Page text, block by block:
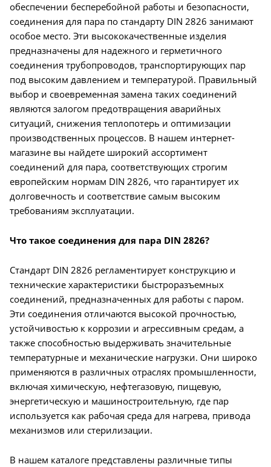
обеспечении бесперебойной работы и безопасности,
соединения для пара по стандарту DIN 2826 занимают
особое место. Эти высококачественные изделия
предназначены для надежного и герметичного
соединения трубопроводов, транспортирующих пар
под высоким давлением и температурой. Правильный
выбор и своевременная замена таких соединений
являются залогом предотвращения аварийных
ситуаций, снижения теплопотерь и оптимизации
производственных процессов. В нашем интернет-
магазине вы найдете широкий ассортимент
соединений для пара, соответствующих строгим
европейским нормам DIN 2826, что гарантирует их
долговечность и соответствие самым высоким
требованиям эксплуатации.
Что такое соединения для пара DIN 2826?
Стандарт DIN 2826 регламентирует конструкцию и
технические характеристики быстроразъемных
соединений, предназначенных для работы с паром.
Эти соединения отличаются высокой прочностью,
устойчивостью к коррозии и агрессивным средам, а
также способностью выдерживать значительные
температурные и механические нагрузки. Они широко
применяются в различных отраслях промышленности,
включая химическую, нефтегазовую, пищевую,
энергетическую и машиностроительную, где пар
используется как рабочая среда для нагрева, привода
механизмов или стерилизации.
В нашем каталоге представлены различные типы